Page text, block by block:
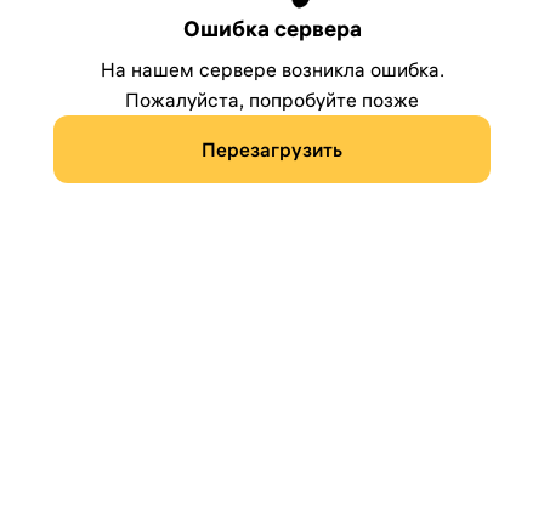
Ошибка сервера
На нашем сервере возникла ошибка.
Пожалуйста, попробуйте позже
Перезагрузить